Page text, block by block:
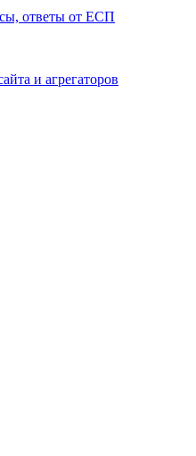
ответы от ЕСП
и агрегаторов